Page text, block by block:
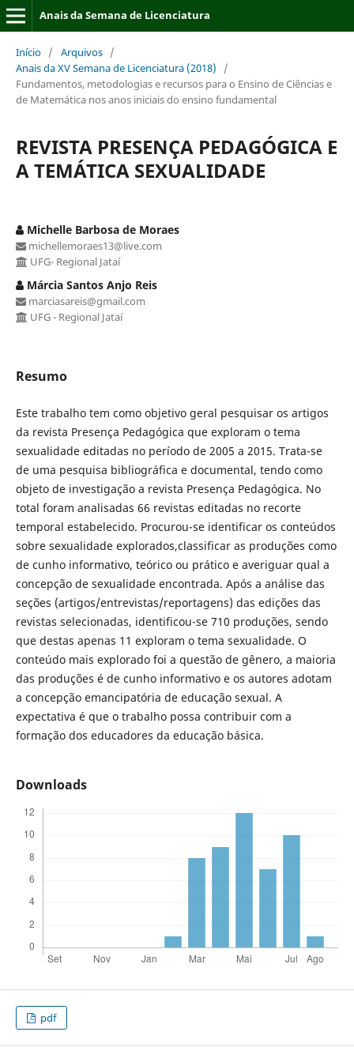
Anais da Semana de Licenciatura
Início / Arquivos /
Anais da XV Semana de Licenciatura (2018)
/
Fundamentos, metodologias e recursos para o Ensino de Ciências e
de Matemática nos anos iniciais do ensino fundamental
REVISTA PRESENÇA PEDAGÓGICA E
A TEMÁTICA SEXUALIDADE
Michelle Barbosa de Moraes
michellemoraes13@live.com
UFG- Regional Jataí
Márcia Santos Anjo Reis
marciasareis@gmail.com
UFG - Regional Jataí
Resumo
Este trabalho tem como objetivo geral pesquisar os artigos
da revista Presença Pedagógica que exploram o tema
sexualidade editadas no período de 2005 a 2015. Trata-se
de uma pesquisa bibliográfica e documental, tendo como
objeto de investigação a revista Presença Pedagógica. No
total foram analisadas 66 revistas editadas no recorte
temporal estabelecido. Procurou-se identificar os conteúdos
sobre sexualidade explorados,classificar as produções como
de cunho informativo, teórico ou prático e averiguar qual a
concepção de sexualidade encontrada. Após a análise das
seções (artigos/entrevistas/reportagens) das edições das
revistas selecionadas, identificou-se 710 produções, sendo
que destas apenas 11 exploram o tema sexualidade. O
conteúdo mais explorado foi a questão de gênero, a maioria
das produções é de cunho informativo e os autores adotam
a concepção emancipatória de educação sexual. A
expectativa é que o trabalho possa contribuir com a
formação dos educadores da educação básica.
Downloads
pdf